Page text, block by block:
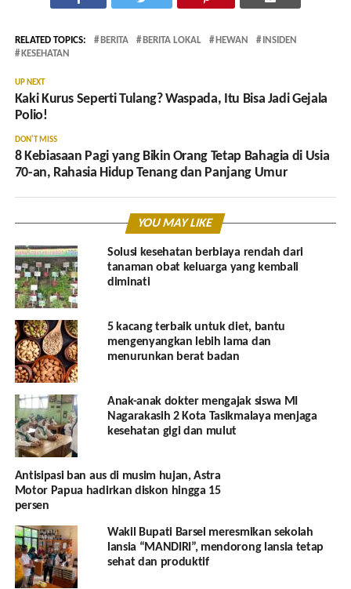
RELATED TOPICS: BERITA BERITA LOKAL HEWAN
INSIDEN
KESEHATAN
UP NEXT
Kaki Kurus Seperti Tulang? Waspada, Itu Bisa Jadi Gejala
Polio!
DON'T MISS
8 Kebiasaan Pagi yang Bikin Orang Tetap Bahagia di Usia
70-an, Rahasia Hidup Tenang dan Panjang Umur
YOU MAY LIKE
Solusi kesehatan berbiaya rendah dari
tanaman obat keluarga yang kembali
diminati
5 kacang terbaik untuk diet, bantu
mengenyangkan lebih lama dan
menurunkan berat badan
Anak-anak dokter mengajak siswa MI
Nagarakasih 2 Kota Tasikmalaya menjaga
kesehatan gigi dan mulut
Antisipasi ban aus di musim hujan, Astra
Motor Papua hadirkan diskon hingga 15
persen
Wakil Bupati Barsel meresmikan sekolah
lansia “MANDIRI”, mendorong lansia tetap
sehat dan produktif